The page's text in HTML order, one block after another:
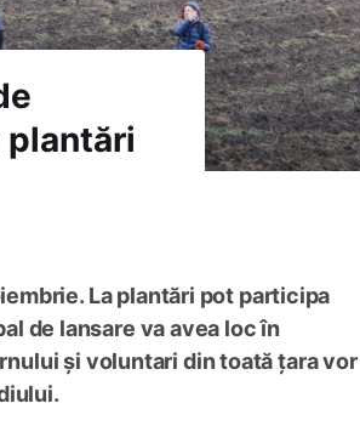
La plantări pot participa
de lansare va avea loc în
și voluntari din toată țara vor